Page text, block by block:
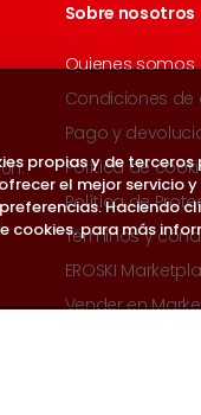
Sobre nosotros
Quienes somos
Condiciones
Pago y
Política de
Política de
Términos y
EROSKI
Vender en
propias y de
el mejor servicio
Haciendo
cookies. para más